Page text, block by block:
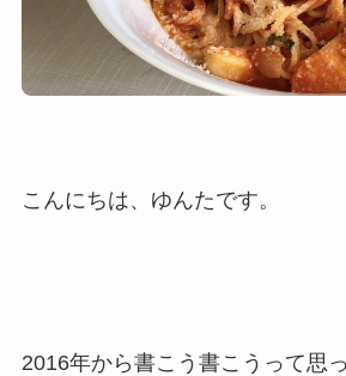
こんにちは、ゆんたです。
2016年から書こう書こうって思